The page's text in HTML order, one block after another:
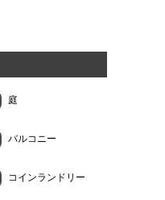
庭
バルコニー
コインランドリー